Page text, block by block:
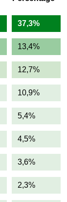
37,3%
13,4%
12,7%
10,9%
5,4%
4,5%
3,6%
2,3%